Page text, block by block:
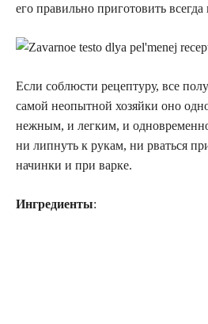
его правильно приготовить всегда
Если соблюсти рецептуру, все
самой неопытной хозяйки оно
нежным, и легким, и
ни липнуть к рукам, ни рваться
начинки и при варке.
Ингредиенты: